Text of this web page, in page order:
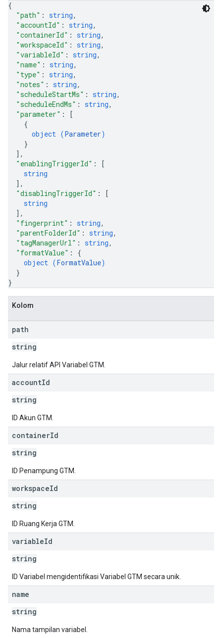
{
"path" : string,
"accountId" : string,
"containerId" : string,
"workspaceId" : string,
"variableId" : string,
"name" : string,
"type" : string,
"notes" : string,
"scheduleStartMs" : string,
"scheduleEndMs" : string,
"parameter" :
[
{
object (Parameter)
}
] ,
"enablingTriggerId" :
[
string
] ,
"disablingTriggerId" :
[
string
] ,
"fingerprint" : string,
"parentFolderId" : string,
"tagManagerUrl" : string,
"formatValue" : {
object (FormatValue)
}
}
Kolom
path
string
Jalur relatif API Variabel GTM.
accountId
string
ID Akun GTM.
containerId
string
ID Penampung GTM.
workspaceId
string
ID Ruang Kerja GTM.
variableId
string
ID Variabel mengidentifikasi Variabel GTM secara unik.
name
string
Nama tampilan variabel.